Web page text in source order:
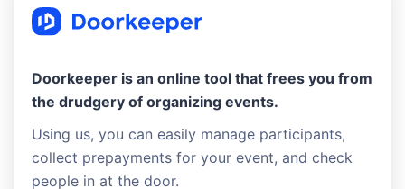
Doorkeeper is an online tool that frees you from
the drudgery of organizing events.
Using us, you can easily manage participants,
collect prepayments for your event, and check
people in at the door.